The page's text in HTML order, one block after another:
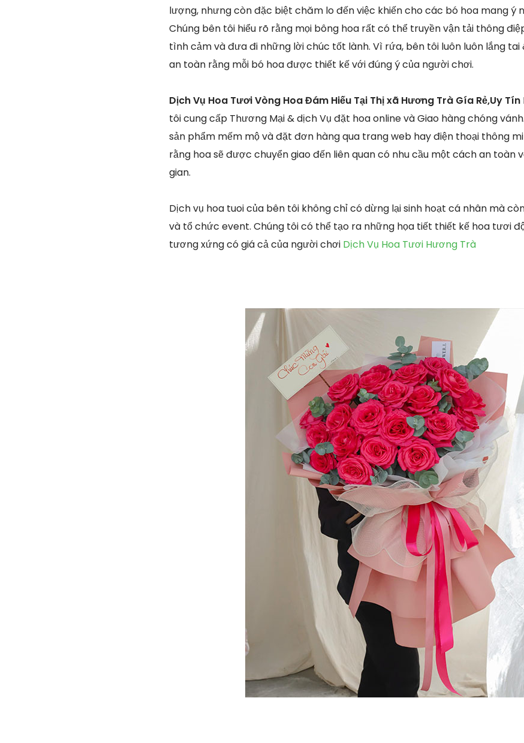
lượng, nhưng còn đặc biệt chăm lo đến việc khiến cho các bó hoa mang ý
Chúng bên tôi hiểu rõ rằng mọi bông hoa rất có thể truyền vận tải thông
tình cảm và đưa đi những lời chúc tốt lành. Vì rứa, bên tôi luôn luôn lắng
an toàn rằng mỗi bó hoa được thiết kế với đúng ý của người chơi.
Dịch Vụ Hoa Tươi Vòng Hoa Đám Hiếu Tại Thị xã Hương Trà Gía Rẻ,Uy Tín
tôi cung cấp Thương Mại & dịch Vụ đặt hoa online và Giao hàng chóng
sản phẩm mếm mộ và đặt đơn hàng qua trang web hay điện thoại thông
rằng hoa sẽ được chuyển giao đến liên quan có nhu cầu một cách an toàn
gian.
Dịch vụ hoa tuoi của bên tôi không chỉ có dừng lại sinh hoạt cá nhân mà
và tổ chức event. Chúng tôi có thể tạo ra những họa tiết thiết kế hoa tươi
tương xứng có giá cả của người chơi Dịch Vụ Hoa Tươi Hương Trà